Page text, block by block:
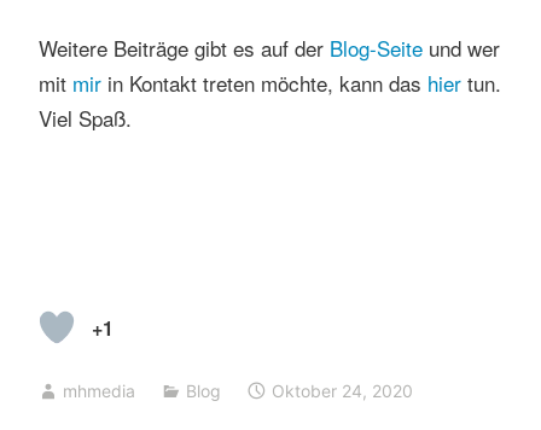
Weitere Beiträge gibt es auf der Blog-Seite und wer
mit mirin Kontakt treten möchte, kann das hiertun.
Viel Spaß.
+1
mhmedia Blog Oktober 24, 2020